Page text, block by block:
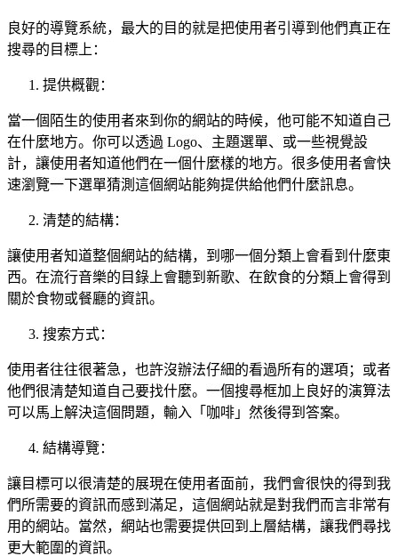
良好的導覽系統，最大的目的就是把使用者引導到他們真正在
搜尋的目標上：
提供概觀：
當一個陌生的使用者來到你的網站的時候，他可能不知道自己
在什麼地方。你可以透過 Logo、主題選單、或一些視覺設
計，讓使用者知道他們在一個什麼樣的地方。很多使用者會快
速瀏覽一下選單猜測這個網站能夠提供給他們什麼訊息。
清楚的結構：
讓使用者知道整個網站的結構，到哪一個分類上會看到什麼東
西。在流行音樂的目錄上會聽到新歌、在飲食的分類上會得到
關於食物或餐廳的資訊。
搜索方式：
使用者往往很著急，也許沒辦法仔細的看過所有的選項；或者
他們很清楚知道自己要找什麼。一個搜尋框加上良好的演算法
可以馬上解決這個問題，輸入「咖啡」然後得到答案。
結構導覽：
讓目標可以很清楚的展現在使用者面前，我們會很快的得到我
們所需要的資訊而感到滿足，這個網站就是對我們而言非常有
用的網站。當然，網站也需要提供回到上層結構，讓我們尋找
更大範圍的資訊。